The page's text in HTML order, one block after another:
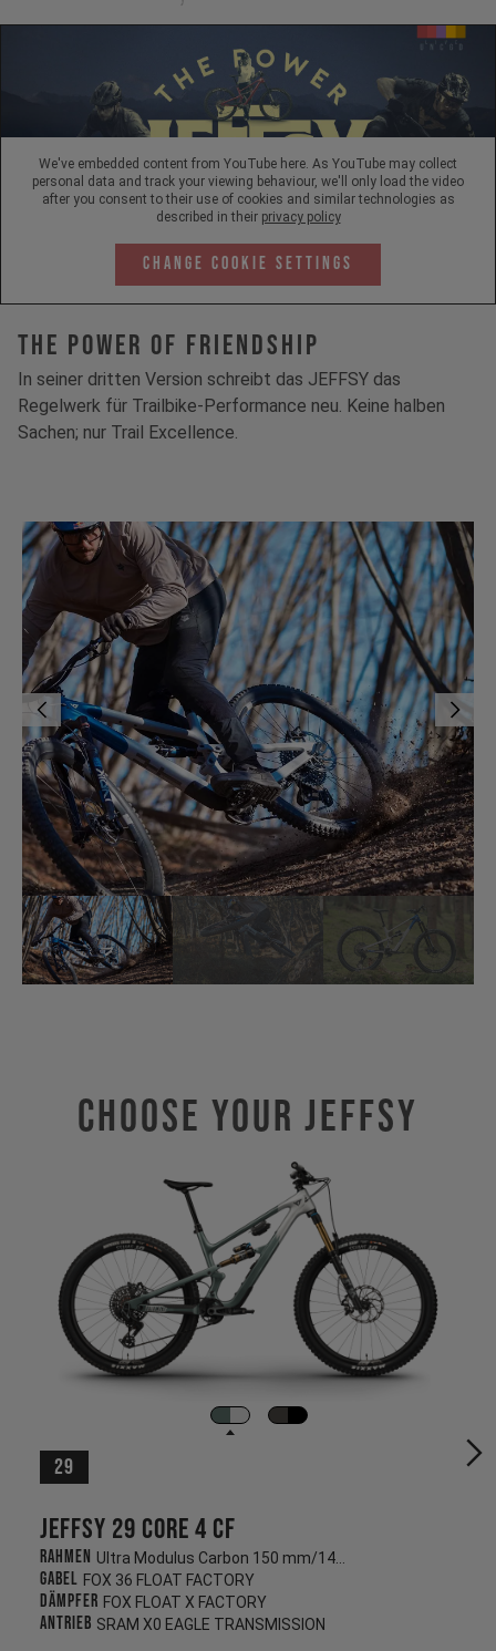
We've embedded content from YouTube here. As YouTube may collect
personal data and track your viewing behaviour, we'll only load the video
after you consent to their use of cookies and similar technologies as
described in their privacy policy
Change Cookie Settings
The Power Of Friendship
In seiner dritten Version schreibt das JEFFSY das
Regelwerk für Trailbike-Performance neu. Keine halben
Sachen; nur Trail Excellence.
Choose Your JEFFSY
29
Jeffsy 29 CORE 4 CF
Rahmen
Gabel FOX 36 FLOAT FACTORY
Dämpfer FOX FLOAT X FACTORY
Antrieb SRAM X0 EAGLE TRANSMISSION